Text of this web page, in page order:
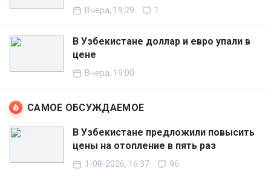
Вчера, 19:29 1
В Узбекистане доллар и евро упали в
цене
Вчера, 19:00
САМОЕ ОБСУЖДАЕМОЕ
В Узбекистане предложили повысить
цены на отопление в пять раз
1-08-2026, 16:37 96